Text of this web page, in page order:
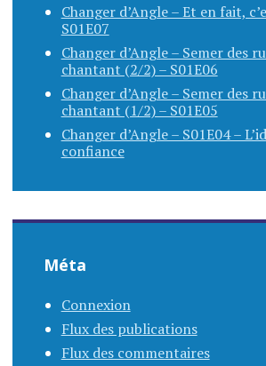
Changer d’Angle – Et en fait,
S01E07
Changer d’Angle – Semer des
chantant (2/2) – S01E06
Changer d’Angle – Semer des
chantant (1/2) – S01E05
Changer d’Angle – S01E04 –
confiance
Méta
Connexion
Flux des publications
Flux des commentaires